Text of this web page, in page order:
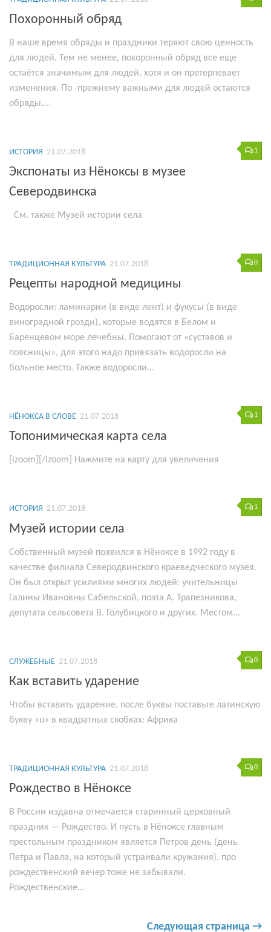
Похоронный обряд
В наше время обряды и праздники теряют свою ценность
для людей. Тем не менее, похоронный обряд все еще
остаётся значимым для людей, хотя и он претерпевает
изменения. По -прежнему важными для людей остаются
обряды,...
1
ИСТОРИЯ 21.07.2018
Экспонаты из Нёноксы в музее
Северодвинска
См. также Музей истории села
0
ТРАДИЦИОННАЯ КУЛЬТУРА 21.07.2018
Рецепты народной медицины
Водоросли: ламинарии (в виде лент) и фукусы (в виде
виноградной грозди), которые водятся в Белом и
Баренцевом море лечебны. Помогают от «суставов и
поясницы», для этого надо привязать водоросли на
больное место. Также водоросли...
1
НЁНОКСА В СЛОВЕ 21.07.2018
Топонимическая карта села
[izoom][/izoom] Нажмите на карту для увеличения
1
ИСТОРИЯ 21.07.2018
Музей истории села
Собственный музей появился в Нёноксе в 1992 году в
качестве филиала Северодвинского краеведческого музея.
Он был открыт усилиями многих людей: учительницы
Галины Ивановны Сабельской, поэта А. Трапезникова,
депутата сельсовета В. Голубицкого и других. Местом...
0
СЛУЖЕБНЫЕ 21.07.2018
Как вставить ударение
Чтобы вставить ударение, после буквы поставьте латинскую
букву «u» в квадратных скобках: Aфрика
0
ТРАДИЦИОННАЯ КУЛЬТУРА 21.07.2018
Рождество в Нёноксе
В России издавна отмечается старинный церковный
праздник — Рождество. И пусть в Нёноксе главным
престольным праздником является Петров день (день
Петра и Павла, на который устраивали кружания), про
рождественский вечер тоже не забывали.
Рождественские...
Следующая страница →